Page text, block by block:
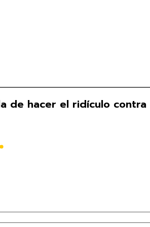
de hacer el ridículo contra